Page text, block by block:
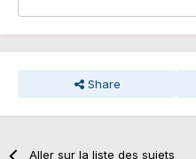
Share
Aller sur la liste des sujets